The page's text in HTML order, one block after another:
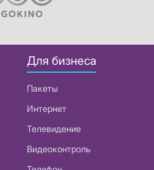
Для бизнеса
Пакеты
Интернет
Телевидение
Видеоконтроль